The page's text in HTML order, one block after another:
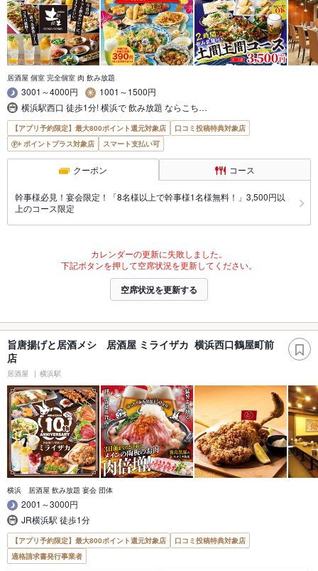
居酒屋 個室 完全個室 肉 飲み放題
3001～4000円
1001～1500円
横浜駅西口 徒歩1分! 横浜で 飲み放題 ならこち…
【アプリ予約限定】最大800ポイント還元対象店
口コミ投稿特典対象店
ポイントプラス対象店
スマート支払い可
クーポン コース
幹事様必見！宴会限定！「8名様以上で幹事様1名様無料！」3,500円以
上のコース限定
カレンダーの更新に失敗しました。
下記ボタンを押して空席状況を更新してください。
空席状況を更新する
旨唐揚げと居酒メシ 居酒屋 ミライザカ 横浜西口鶴屋町前
店
居酒屋 横浜駅
横浜 居酒屋 飲み放題 宴会 団体
2001～3000円
JR横浜駅 徒歩1分
【アプリ予約限定】最大800ポイント還元対象店
口コミ投稿特典対象店
適格請求書発行事業者